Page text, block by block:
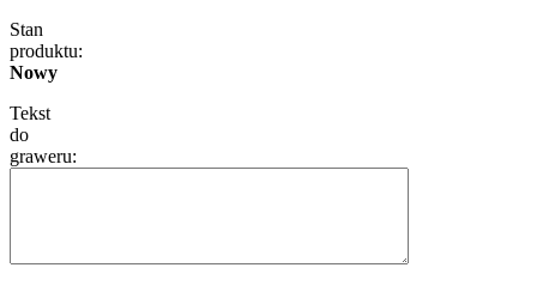
Stan
produktu:
Nowy
Tekst
do
graweru: